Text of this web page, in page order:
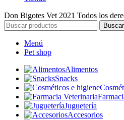
Don Bigotes Vet2021 Todos los
Buscar
Menú
Pet shop
Alimentos
Snacks
Juguetería
Accesorios